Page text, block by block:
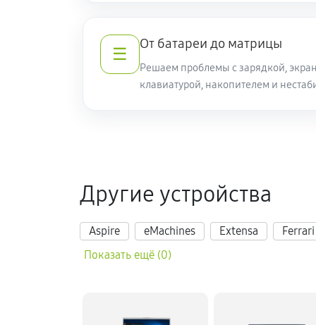
☰
От батареи до матрицы
Решаем проблемы с зарядкой,
клавиатурой, накопителем и
Другие устройства
Aspire eMachines Extensa Ferrari
Показать ещё (0)